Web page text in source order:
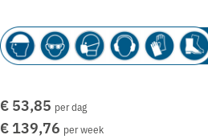
€ 53,85 per dag
€ 139,76 per week